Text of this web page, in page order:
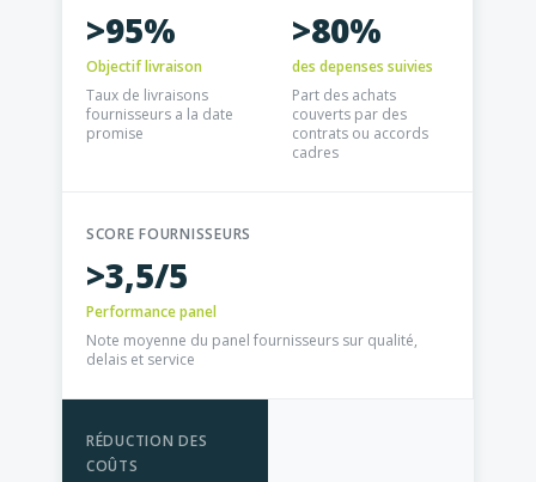
>95%
Objectif livraison
Taux de livraisons
fournisseurs a la date
promise
>80%
des depenses suivies
Part des achats
couverts par des
contrats ou accords
cadres
SCORE FOURNISSEURS
>3,5/5
Performance panel
Note moyenne du panel fournisseurs sur qualité,
delais et service
RÉDUCTION DES
COÛTS